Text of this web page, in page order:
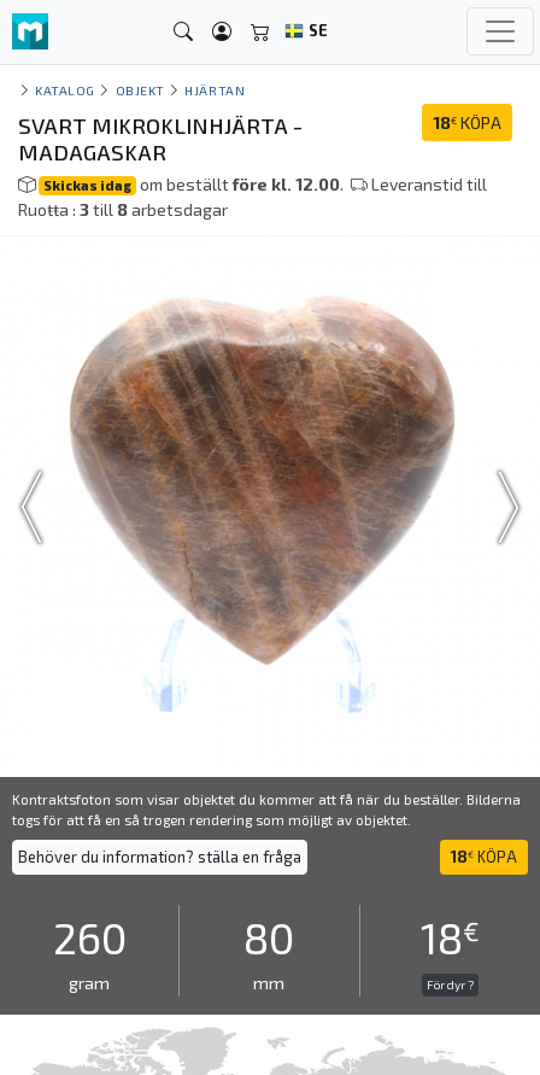
SE
KATALOG OBJEKT HJÄRTAN
18€ KÖPA
SVART MIKROKLINHJÄRTA -
MADAGASKAR
Skickas idag om beställtföre kl. 12.00.
Leveranstid till
Ruoŧŧa : 3till 8arbetsdagar
Kontraktsfoton som visar objektet du kommer att få när du beställer. Bilderna
togs för att få en så trogen rendering som möjligt av objektet.
Behöver du information? ställa en fråga 18€ KÖPA
260
gram
80
mm
18€
För dyr ?